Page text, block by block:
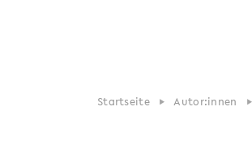
Startseite Autor:innen